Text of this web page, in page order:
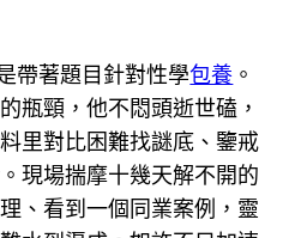
帶著題目針對性學包養 。
瓶頸，他不悶頭逝世磕，
里對比困難找謎底、鑒戒
現場揣摩十幾天解不開的
、看到一個同業案例，靈